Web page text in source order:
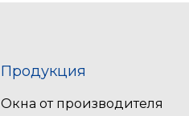
Продукция
Окна от производителя